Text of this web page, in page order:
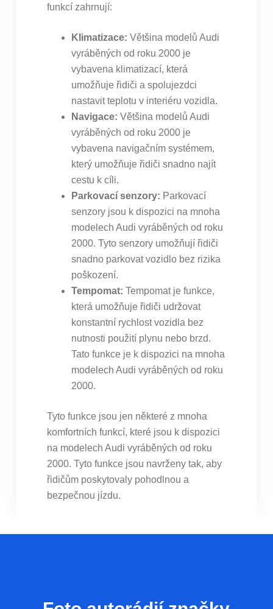
funkcí zahrnují:
Klimatizace: Většina modelů Audi
vyráběných od roku 2000 je
vybavena klimatizací, která
umožňuje řidiči a spolujezdci
nastavit teplotu v interiéru vozidla.
Navigace: Většina modelů Audi
vyráběných od roku 2000 je
vybavena navigačním systémem,
který umožňuje řidiči snadno najít
cestu k cíli.
Parkovací senzory: Parkovací
senzory jsou k dispozici na mnoha
modelech Audi vyráběných od roku
2000. Tyto senzory umožňují řidiči
snadno parkovat vozidlo bez rizika
poškození.
Tempomat: Tempomat je funkce,
která umožňuje řidiči udržovat
konstantní rychlost vozidla bez
nutnosti použití plynu nebo brzd.
Tato funkce je k dispozici na mnoha
modelech Audi vyráběných od roku
2000.
Tyto funkce jsou jen některé z mnoha
komfortních funkcí, které jsou k dispozici
na modelech Audi vyráběných od roku
2000. Tyto funkce jsou navrženy tak, aby
řidičům poskytovaly pohodlnou a
bezpečnou jízdu.